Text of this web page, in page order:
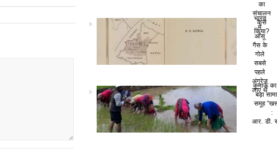
का
संचालन
कैसे
किया?
भारत
में
आँसू
गैस के
गोले
सबसे
पहले
अंग्रेज़
लाए थे
कुमाऊं
बड़ा
समूह
:
आर. डी.